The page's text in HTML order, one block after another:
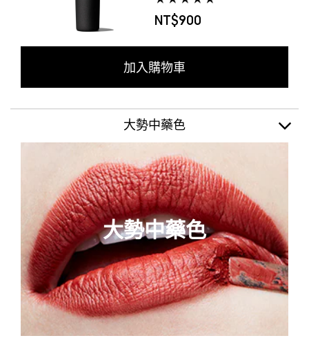
NT$900
加入購物車
大勢中藥色
大勢中藥色